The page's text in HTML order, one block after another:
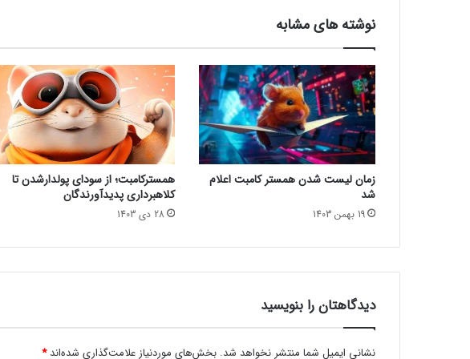
y
م
ع
ر
ف
ی
ش
د
ک
ج
ا
س
ت
؟
نوشته های مشابه
زمان لیست شدن همستر کامبت اعلام
شد
19 بهمن 1403
همسترکامبت؛ از سودای پولدارشدن تا
کلاهبرداری پدیدآورندگان
28 دی 1403
دیدگاهتان را بنویسید
نشانی ایمیل شما منتشر نخواهد شد. بخش‌های موردنیاز علامت‌گذاری شده‌اند*